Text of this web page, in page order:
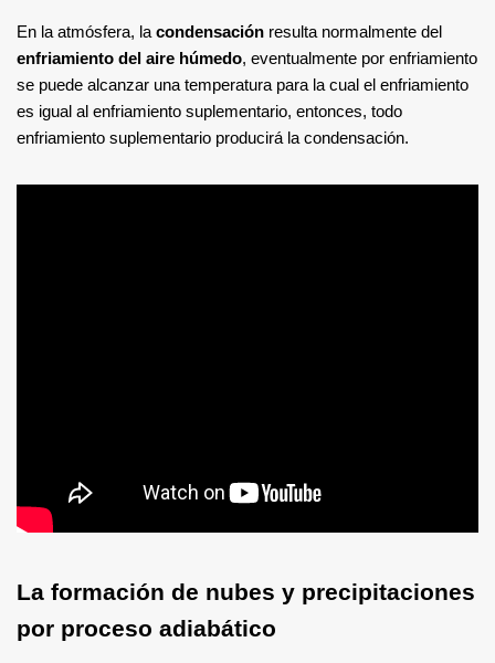
En la atmósfera, la condensación resulta normalmente del
enfriamiento del aire húmedo, eventualmente por enfriamiento
se puede alcanzar una temperatura para la cual el enfriamiento
es igual al enfriamiento suplementario, entonces, todo
enfriamiento suplementario producirá la condensación.
La formación de nubes y precipitaciones
por proceso adiabático